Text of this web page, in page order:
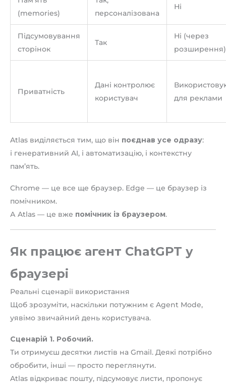
(memories)
персоналізована
Ні
Підсумовування
сторінок
Так
Ні (через
розширення)
Приватність
Дані контролює
користувач
для реклами
Atlas виділяється тим, що він поєднав усе одразу:
і генеративний AI, і автоматизацію, і контекстну
пам’ять.
Chrome — це все ще браузер. Edge — це браузер із
помічником.
А Atlas — це вже помічник із браузером.
Як працює агент ChatGPT у
браузері
Реальні сценарії використання
Щоб зрозуміти, наскільки потужним є Agent Mode,
уявімо звичайний день користувача.
Сценарій 1. Робочий.
Ти отримуєш десятки листів на Gmail. Деякі потрібно
обробити, інші — просто переглянути.
Atlas відкриває пошту, підсумовує листи, пропонує